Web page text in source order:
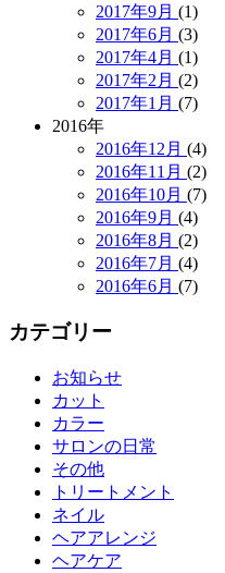
2017年9月 (1)
2017年6月 (3)
2017年4月 (1)
2017年2月 (2)
2017年1月 (7)
2016年
2016年12月 (4)
2016年11月 (2)
2016年10月 (7)
2016年9月 (4)
2016年8月 (2)
2016年7月 (4)
2016年6月 (7)
カテゴリー
お知らせ
カット
カラー
サロンの日常
その他
トリートメント
ネイル
ヘアアレンジ
ヘアケア